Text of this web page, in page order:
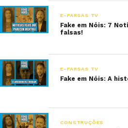
E-FARSAS TV
Fake em Nóis: 7
falsas!
E-FARSAS TV
Fake em Nóis: A
CONSTRUÇÕES